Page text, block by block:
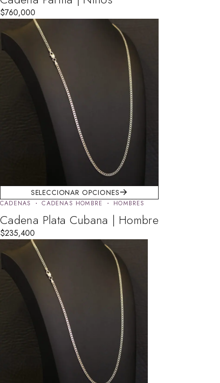
$760,000
SELECCIONAR OPCIONES
CADENAS CADENAS HOMBRE HOMBRES
Cadena Plata Cubana | Hombre
$235,400